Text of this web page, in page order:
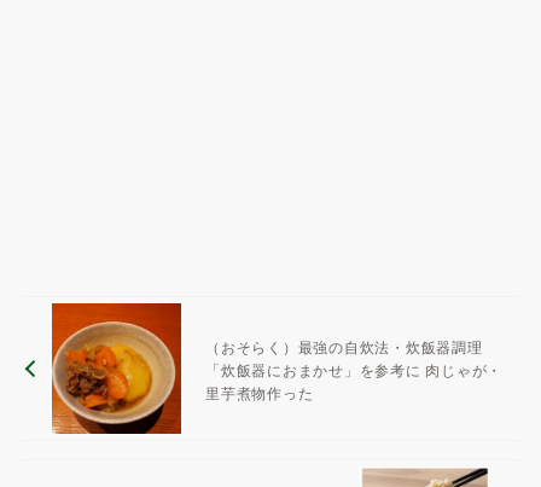
（おそらく）最強の自炊法・炊飯器調理
「炊飯器におまかせ」を参考に 肉じゃが・
里芋煮物作った